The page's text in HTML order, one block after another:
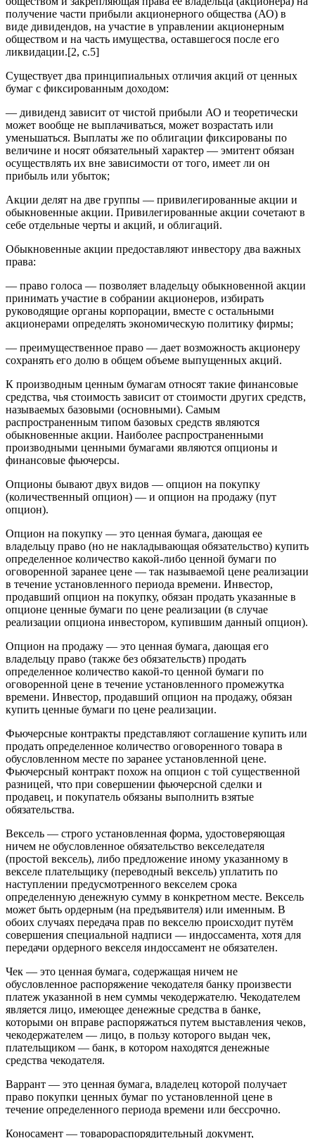
получение части прибыли акционерного общества (АО) в
виде дивидендов, на участие в управлении акционерным
обществом и на часть имущества, оставшегося после его
ликвидации.[2, с.5]
Существует два принципиальных отличия акций от ценных
бумаг с фиксированным доходом:
— дивиденд зависит от чистой прибыли АО и теоретически
может вообще не выплачиваться, может возрастать или
уменьшаться. Выплаты же по облигации фиксированы по
величине и носят обязательный характер — эмитент обязан
осуществлять их вне зависимости от того, имеет ли он
прибыль или убыток;
Акции делят на две группы — привилегированные акции и
обыкновенные акции. Привилегированные акции сочетают в
себе отдельные черты и акций, и облигаций.
Обыкновенные акции предоставляют инвестору два важных
права:
— право голоса — позволяет владельцу обыкновенной акции
принимать участие в собрании акционеров, избирать
руководящие органы корпорации, вместе с остальными
акционерами определять экономическую политику фирмы;
— преимущественное право — дает возможность акционеру
сохранять его долю в общем объеме выпущенных акций.
К производным ценным бумагам относят такие финансовые
средства, чья стоимость зависит от стоимости других средств,
называемых базовыми (основными). Самым
распространенным типом базовых средств являются
обыкновенные акции. Наиболее распространенными
производными ценными бумагами являются опционы и
финансовые фьючерсы.
Опционы бывают двух видов — опцион на покупку
(количественный опцион) — и опцион на продажу (пут
опцион).
Опцион на покупку — это ценная бумага, дающая ее
владельцу право (но не накладывающая обязательство) купить
определенное количество какой-либо ценной бумаги по
оговоренной заранее цене — так называемой цене реализации
в течение установленного периода времени. Инвестор,
продавший опцион на покупку, обязан продать указанные в
опционе ценные бумаги по цене реализации (в случае
реализации опциона инвестором, купившим данный опцион).
Опцион на продажу — это ценная бумага, дающая его
владельцу право (также без обязательств) продать
определенное количество какой-то ценной бумаги по
оговоренной цене в течение установленного промежутка
времени. Инвестор, продавший опцион на продажу, обязан
купить ценные бумаги по цене реализации.
Фьючерсные контракты представляют соглашение купить или
продать определенное количество оговоренного товара в
обусловленном месте по заранее установленной цене.
Фьючерсный контракт похож на опцион с той существенной
разницей, что при совершении фьючерсной сделки и
продавец, и покупатель обязаны выполнить взятые
обязательства.
Вексель — строго установленная форма, удостоверяющая
ничем не обусловленное обязательство векселедателя
(простой вексель), либо предложение иному указанному в
векселе плательщику (переводный вексель) уплатить по
наступлении предусмотренного векселем срока
определенную денежную сумму в конкретном месте. Вексель
может быть ордерным (на предъявителя) или именным. В
обоих случаях передача прав по векселю происходит путём
совершения специальной надписи — индоссамента, хотя для
передачи ордерного векселя индоссамент не обязателен.
Чек — это ценная бумага, содержащая ничем не
обусловленное распоряжение чекодателя банку произвести
платеж указанной в нем суммы чекодержателю. Чекодателем
является лицо, имеющее денежные средства в банке,
которыми он вправе распоряжаться путем выставления чеков,
чекодержателем — лицо, в пользу которого выдан чек,
плательщиком — банк, в котором находятся денежные
средства чекодателя.
Варрант — это ценная бумага, владелец которой получает
право покупки ценных бумаг по установленной цене в
течение определенного периода времени или бессрочно.
Коносамент — товарораспорядительный документ,